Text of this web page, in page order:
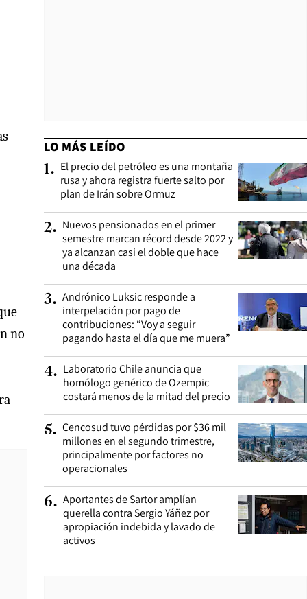
no
LO MÁS LEÍDO
1. El precio del petróleo es una montaña
rusa y ahora registra fuerte salto por
plan de Irán sobre Ormuz
2. Nuevos pensionados en el primer
semestre marcan récord desde 2022 y
ya alcanzan casi el doble que hace
una década
3. Andrónico Luksic responde a
interpelación por pago de
contribuciones: “Voy a seguir
pagando hasta el día que me muera”
4. Laboratorio Chile anuncia que
homólogo genérico de Ozempic
costará menos de la mitad del precio
5. Cencosud tuvo pérdidas por $36 mil
millones en el segundo trimestre,
principalmente por factores no
operacionales
6. Aportantes de Sartor amplían
querella contra Sergio Yáñez por
apropiación indebida y lavado de
activos